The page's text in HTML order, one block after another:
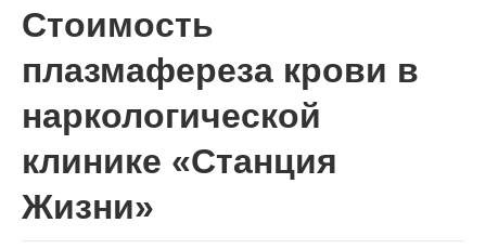
Стоимость
плазмафереза крови в
наркологической
клинике «Станция
Жизни»